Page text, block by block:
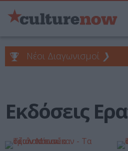
Νέοι Διαγωνισμοί ❯
Εκδόσεις